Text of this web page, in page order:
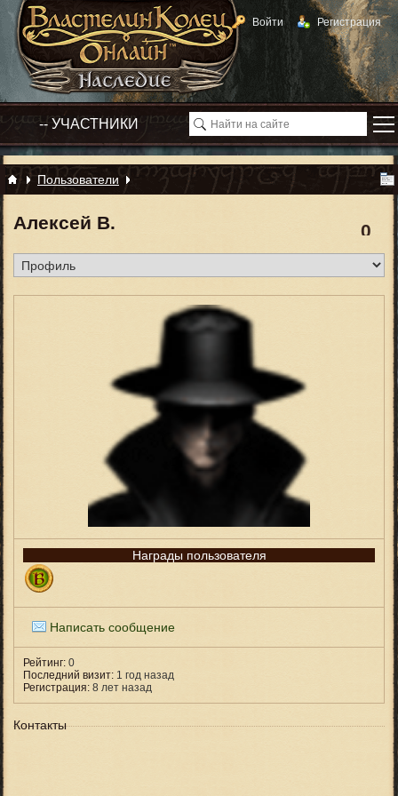
Войти Регистрация
Пользователи
0
Алексей В.
Награды пользователя
Написать сообщение
Рейтинг: 0
Последний визит: 1 год назад
Регистрация: 8 лет назад
Контакты